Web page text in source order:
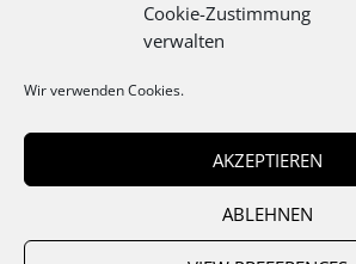
Cookie-Zustimmung
verwalten
Wir verwenden Cookies.
AKZEPTIEREN
ABLEHNEN
Expertise & Technik
Mediadaten Cookies